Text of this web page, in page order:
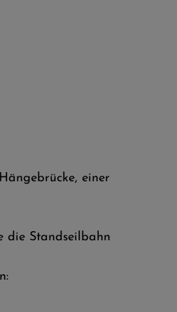
einer
die Standseilbahn